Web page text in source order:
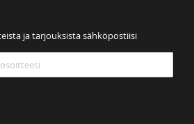
ja tarjouksista sähköpostiisi